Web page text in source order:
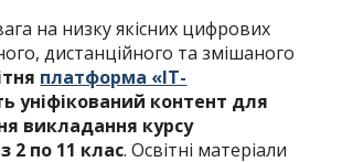
на низку якісних цифрових
дистанційного та змішаного
платформа «ІТ-
уніфікований контент для
викладання курсу
2 по 11 клас. Освітні матеріали